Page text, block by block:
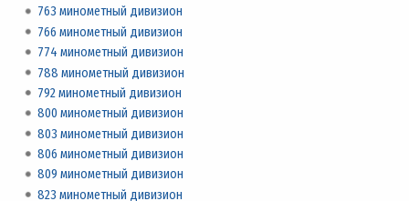
763 минометный дивизион
766 минометный дивизион
774 минометный дивизион
788 минометный дивизион
792 минометный дивизион
800 минометный дивизион
803 минометный дивизион
806 минометный дивизион
809 минометный дивизион
823 минометный дивизион